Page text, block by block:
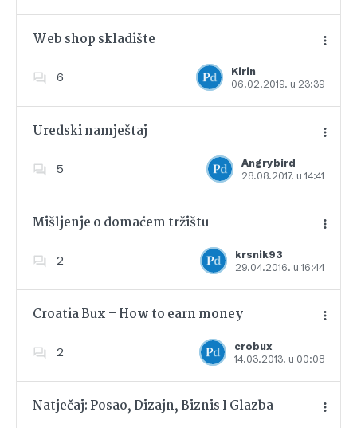
Web shop skladište
6
Kirin
06.02.2019. u 23:39
Dodajte u favorite
Uredski namještaj
5
Angrybird
28.08.2017. u 14:41
Dodajte u favorite
Mišljenje o domaćem tržištu
2
krsnik93
29.04.2016. u 16:44
Dodajte u favorite
Croatia Bux – How to earn money
2
crobux
14.03.2013. u 00:08
Dodajte u favorite
Natječaj: Posao, Dizajn, Biznis I Glazba